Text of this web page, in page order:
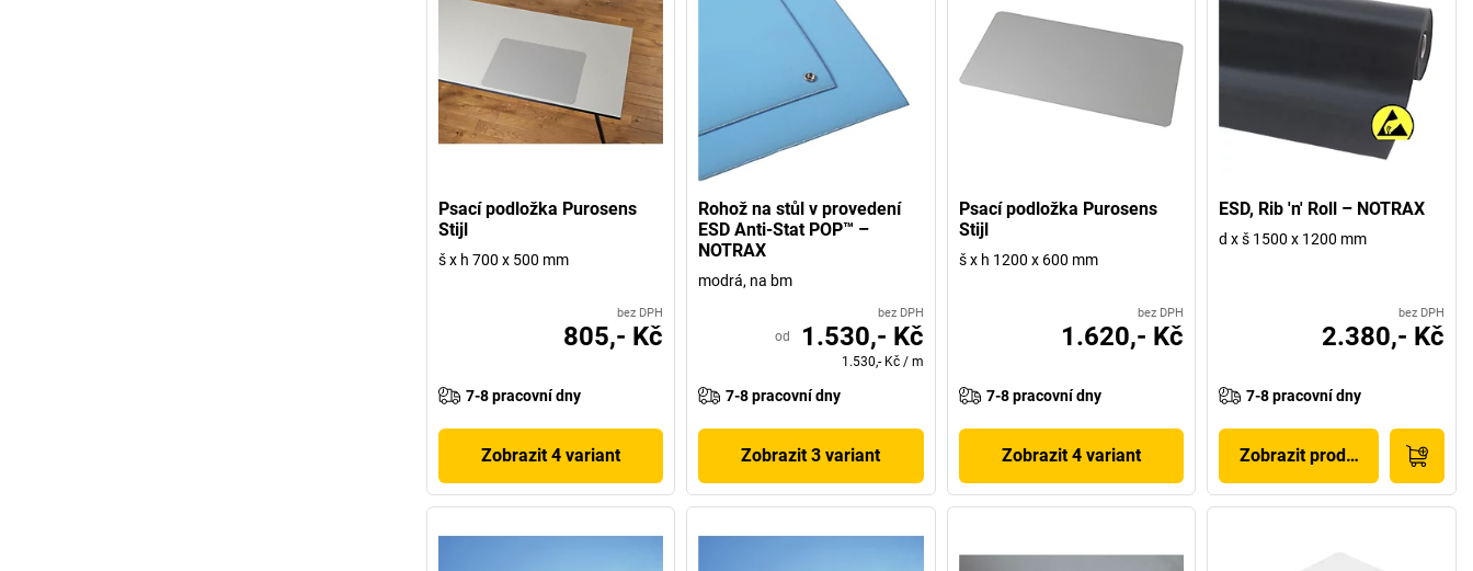
Psací podložka Purosens
Stijl
š x h 700 x 500 mm
bez DPH
805,- Kč
7-8 pracovní dny
Zobrazit 4 variant
Rohož na stůl v provedení
ESD Anti-Stat POP™ –
NOTRAX
modrá, na bm
bez DPH
od 1.530,- Kč
1.530,- Kč / m
7-8 pracovní dny
Zobrazit 3 variant
Psací podložka Purosens
Stijl
š x h 1200 x 600 mm
bez DPH
1.620,- Kč
7-8 pracovní dny
Zobrazit 4 variant
ESD, Rib 'n' Roll – NOTRAX
d x š 1500 x 1200 mm
bez DPH
2.380,- Kč
7-8 pracovní dny
Zobrazit produkt